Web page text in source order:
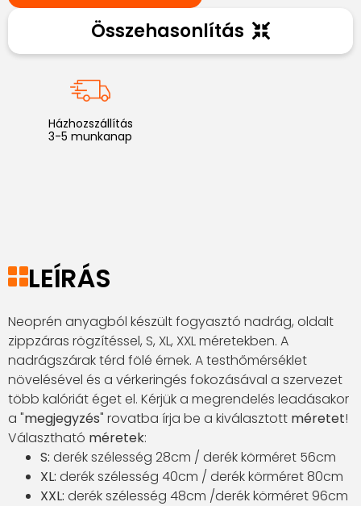
Összehasonlítás
Házhozszállítás
3-5 munkanap
LEÍRÁS
Neoprén anyagból készült fogyasztó nadrág, oldalt
zippzáras rögzítéssel, S, XL, XXL méretekben. A
nadrágszárak térd fölé érnek. A testhőmérséklet
növelésével és a vérkeringés fokozásával a szervezet
több kalóriát éget el. Kérjük a megrendelés leadásakor
a "megjegyzés" rovatba írja be a kiválasztott méretet!
Választható méretek:
S: derék szélesség 28cm / derék körméret 56cm
XL: derék szélesség 40cm / derék körméret 80cm
XXL: derék szélesség 48cm /derék körméret 96cm